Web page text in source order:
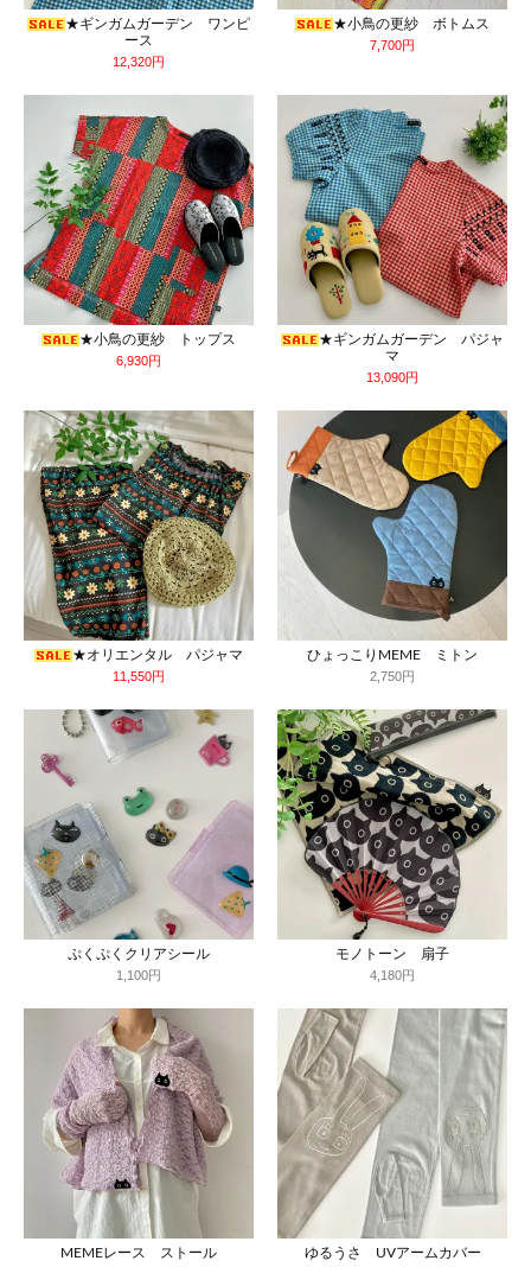
★ギンガムガーデン ワンピ
ース
12,320円
★小鳥の更紗 ボトムス
7,700円
★小鳥の更紗 トップス
6,930円
★ギンガムガーデン パジャ
マ
13,090円
★オリエンタル パジャマ
11,550円
ひょっこりMEME ミトン
2,750円
ぷくぷくクリアシール
1,100円
モノトーン 扇子
4,180円
MEMEレース ストール ゆるうさ UVアームカバー